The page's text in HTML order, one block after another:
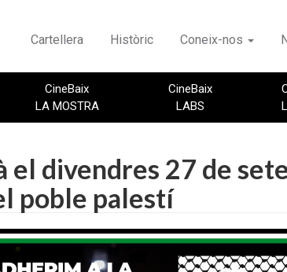
Cartellera Històric Coneix-nos
CineBaix
LA MOSTRA
CineBaix
LABS
el divendres 27 de
poble palestí